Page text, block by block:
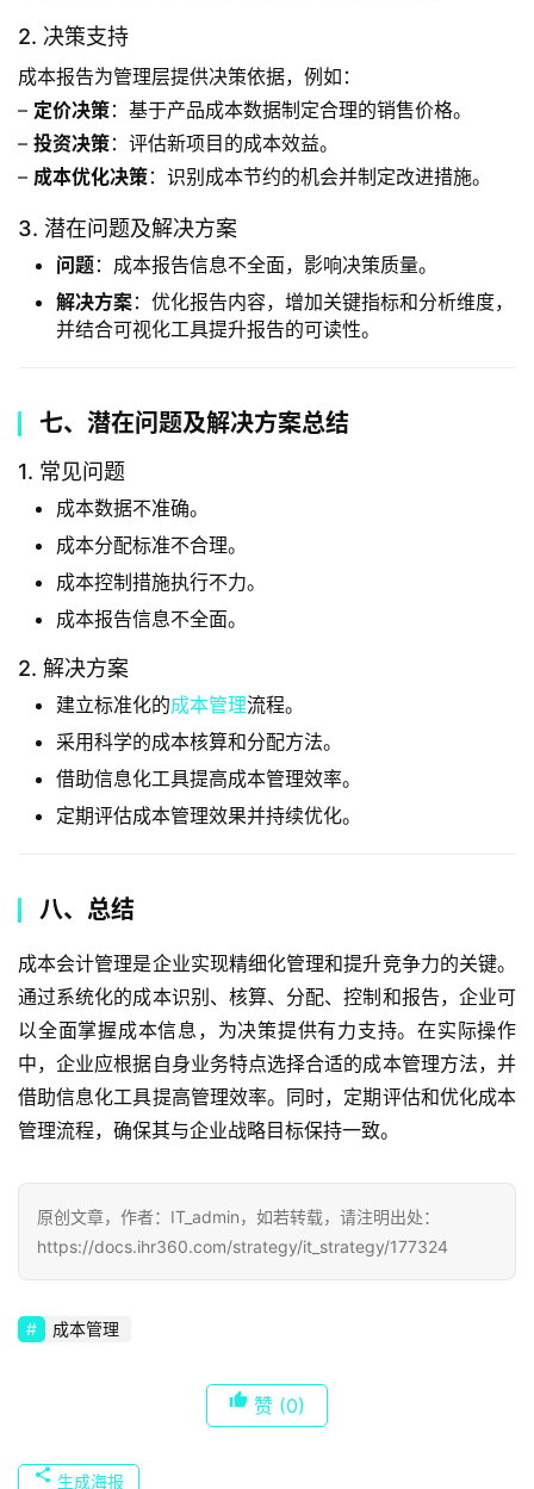
2. 决策支持
成本报告为管理层提供决策依据，例如：
– 定价决策：基于产品成本数据制定合理的销售价格。
– 投资决策：评估新项目的成本效益。
– 成本优化决策：识别成本节约的机会并制定改进措施。
3. 潜在问题及解决方案
问题：成本报告信息不全面，影响决策质量。
解决方案：优化报告内容，增加关键指标和分析维度，
并结合可视化工具提升报告的可读性。
七、潜在问题及解决方案总结
1. 常见问题
成本数据不准确。
成本分配标准不合理。
成本控制措施执行不力。
成本报告信息不全面。
2. 解决方案
建立标准化的成本管理流程。
采用科学的成本核算和分配方法。
借助信息化工具提高成本管理效率。
定期评估成本管理效果并持续优化。
八、总结
成本会计管理是企业实现精细化管理和提升竞争力的关键。
通过系统化的成本识别、核算、分配、控制和报告，企业可
以全面掌握成本信息，为决策提供有力支持。在实际操作
中，企业应根据自身业务特点选择合适的成本管理方法，并
借助信息化工具提高管理效率。同时，定期评估和优化成本
管理流程，确保其与企业战略目标保持一致。
原创文章，作者：IT_admin，如若转载，请注明出处：
https://docs.ihr360.com/strategy/it_strategy/177324
成本管理
赞 (0)
生成海报